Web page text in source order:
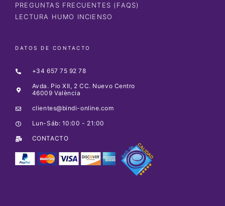
PREGUNTAS FRECUENTES (FAQS)
LECTURA HUMO INCIENSO
DATOS DE CONTACTO
+34 657 75 92 78
Avda. Pio XII, 2 CC. Nuevo Centro
46009 València
clientes@bindi-online.com
Lun-Sáb: 10:00 - 21:00
CONTACTO